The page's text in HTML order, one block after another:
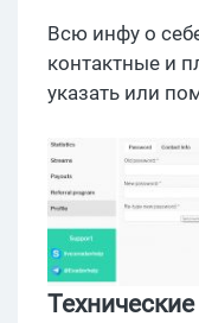
Всю инфу о
контактные и
указать или